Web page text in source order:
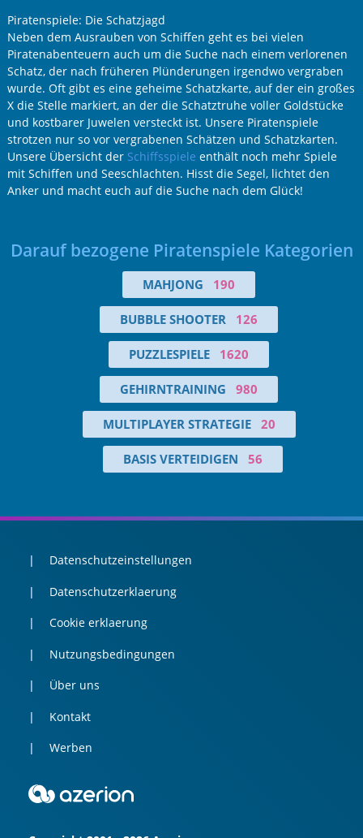
Piratenspiele: Die Schatzjagd
Neben dem Ausrauben von Schiffen geht es bei vielen
Piratenabenteuern auch um die Suche nach einem verlorenen
Schatz, der nach früheren Plünderungen irgendwo vergraben
wurde. Oft gibt es eine geheime Schatzkarte, auf der ein großes
X die Stelle markiert, an der die Schatztruhe voller Goldstücke
und kostbarer Juwelen versteckt ist. Unsere Piratenspiele
strotzen nur so vor vergrabenen Schätzen und Schatzkarten.
Unsere Übersicht der Schiffsspiele enthält noch mehr Spiele
mit Schiffen und Seeschlachten. Hisst die Segel, lichtet den
Anker und macht euch auf die Suche nach dem Glück!
Darauf bezogene Piratenspiele Kategorien
MAHJONG 190
BUBBLE SHOOTER 126
PUZZLESPIELE 1620
GEHIRNTRAINING 980
MULTIPLAYER STRATEGIE 20
BASIS VERTEIDIGEN 56
Datenschutzeinstellungen
Datenschutzerklaerung
Cookie erklaerung
Nutzungsbedingungen
Über uns
Kontakt
Werben